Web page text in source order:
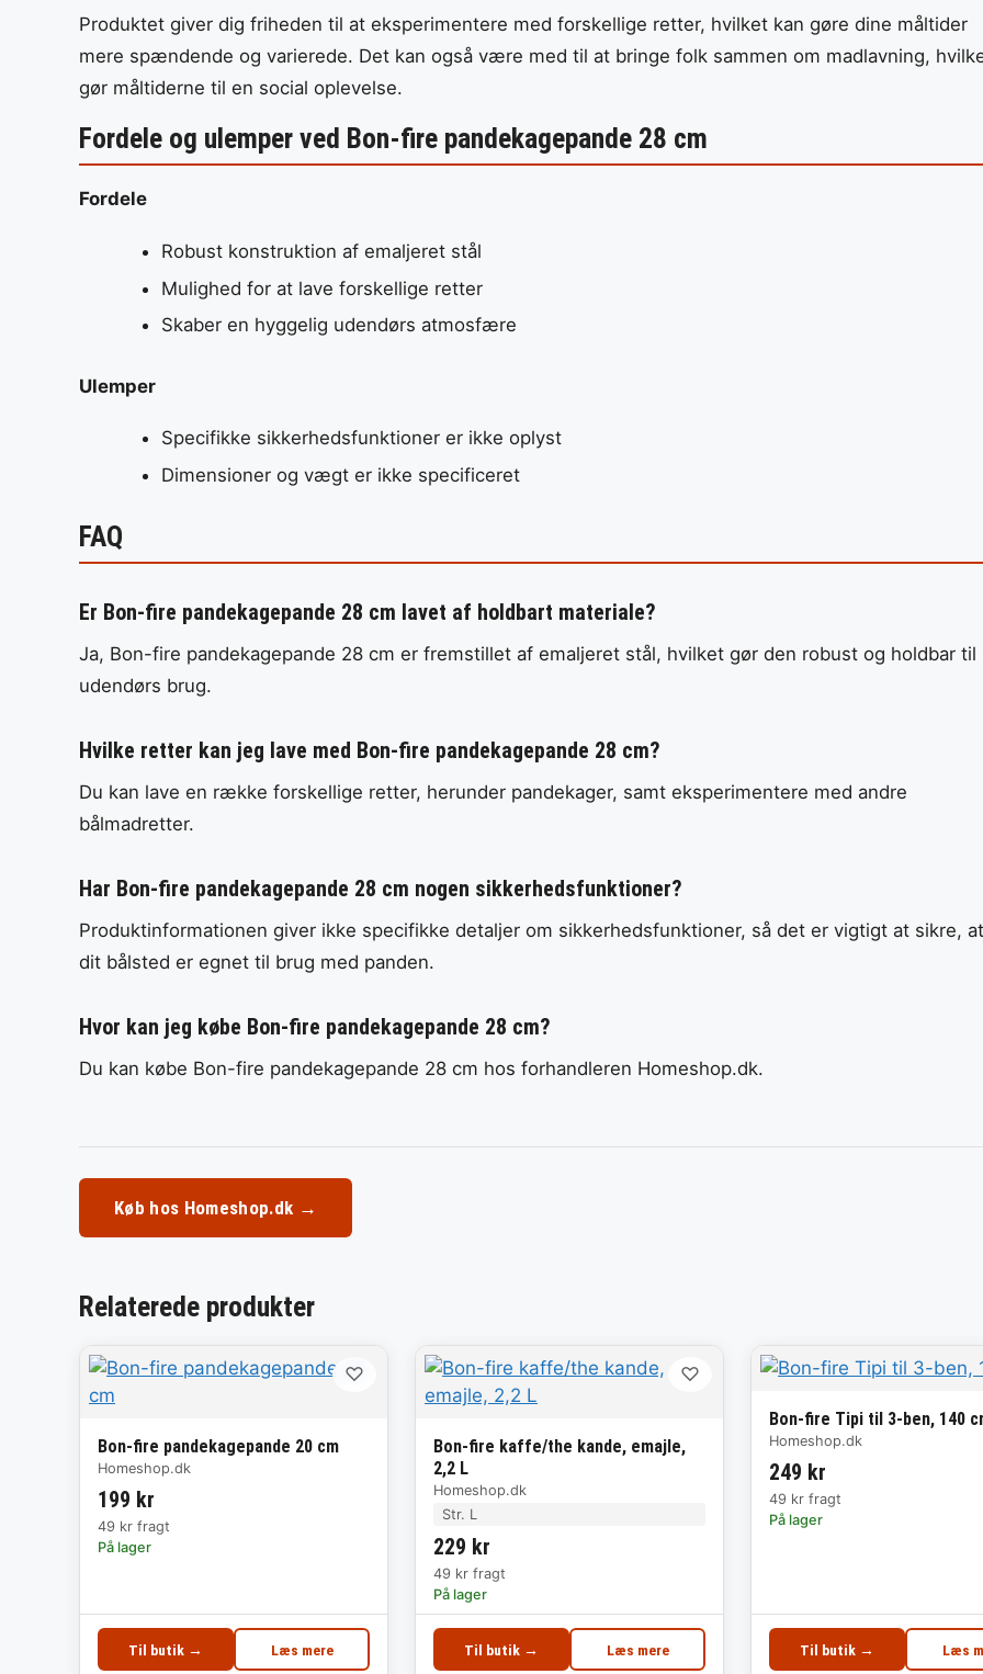
Produktet giver dig friheden til at eksperimentere med forskellige retter, hvilket kan gøre dine måltider
mere spændende og varierede. Det kan også være med til at bringe folk sammen om madlavning,
gør måltiderne til en social oplevelse.
Fordele og ulemper ved Bon-fire pandekagepande 28 cm
Fordele
Robust konstruktion af emaljeret stål
Mulighed for at lave forskellige retter
Skaber en hyggelig udendørs atmosfære
Ulemper
Specifikke sikkerhedsfunktioner er ikke oplyst
Dimensioner og vægt er ikke specificeret
FAQ
Er Bon-fire pandekagepande 28 cm lavet af holdbart materiale?
Ja, Bon-fire pandekagepande 28 cm er fremstillet af emaljeret stål, hvilket gør den robust og holdbar til
udendørs brug.
Hvilke retter kan jeg lave med Bon-fire pandekagepande 28 cm?
Du kan lave en række forskellige retter, herunder pandekager, samt eksperimentere med andre
bålmadretter.
Har Bon-fire pandekagepande 28 cm nogen sikkerhedsfunktioner?
Produktinformationen giver ikke specifikke detaljer om sikkerhedsfunktioner, så det er vigtigt at sikre, at
dit bålsted er egnet til brug med panden.
Hvor kan jeg købe Bon-fire pandekagepande 28 cm?
Du kan købe Bon-fire pandekagepande 28 cm hos forhandleren Homeshop.dk.
Køb hos Homeshop.dk →
Relaterede produkter
♡
Bon-fire pandekagepande 20 cm
Homeshop.dk
199 kr
49 kr fragt
På lager
Til butik → Læs mere
♡
Bon-fire kaffe/the kande, emajle,
2,2 L
Homeshop.dk
Str. L
229 kr
49 kr fragt
På lager
Til butik → Læs mere
Bon-fire Tipi til 3-ben, 140
Homeshop.dk
249 kr
49 kr fragt
På lager
Til butik → Læs